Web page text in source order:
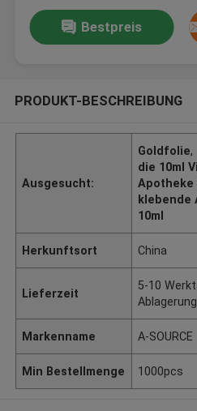
Bestpreis
PRODUKT-BESCHREIBUNG
Ausgesucht:
Goldfolie,
die 10ml
Apotheke
klebende
10ml
Herkunftsort China
Lieferzeit
5-10
Ablagerung
Markenname A-SOURCE
Min Bestellmenge 1000pcs